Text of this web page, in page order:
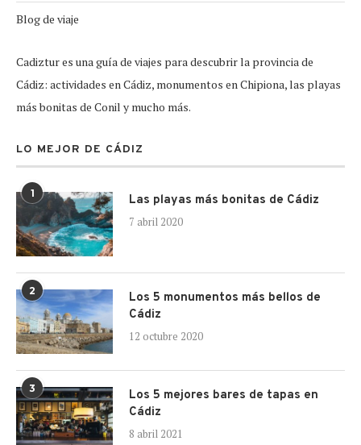
Blog de viaje
Cadiztur es una guía de viajes para descubrir la provincia de
Cádiz: actividades en Cádiz, monumentos en Chipiona, las playas
más bonitas de Conil y mucho más.
LO MEJOR DE CÁDIZ
1 Las playas más bonitas de Cádiz
7 abril 2020
2
Los 5 monumentos más bellos de
Cádiz
12 octubre 2020
3
Los 5 mejores bares de tapas en
Cádiz
8 abril 2021